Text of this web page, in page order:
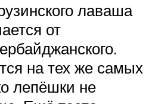
лаваша
от
на тех же самых
лепёшки не